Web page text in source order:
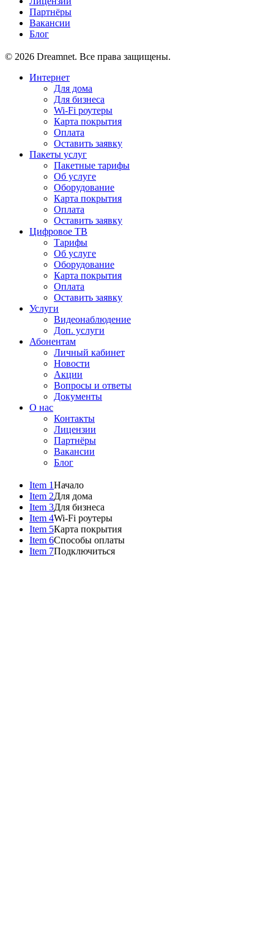
Партнёры
Вакансии
Блог
© 2026 Dreamnet. Все права защищены.
Интернет
Для дома
Для бизнеса
Wi-Fi роутеры
Карта покрытия
Оплата
Оставить заявку
Пакеты услуг
Пакетные тарифы
Об услуге
Оборудование
Карта покрытия
Оплата
Оставить заявку
Цифровое ТВ
Тарифы
Об услуге
Оборудование
Карта покрытия
Оплата
Оставить заявку
Услуги
Видеонаблюдение
Доп. услуги
Абонентам
Личный кабинет
Новости
Акции
Вопросы и ответы
Документы
О нас
Контакты
Лицензии
Партнёры
Вакансии
Блог
Item 1Начало
Item 2Для дома
Item 3Для бизнеса
Item 4Wi-Fi роутеры
Item 5Карта покрытия
Item 6Способы оплаты
Item 7Подключиться